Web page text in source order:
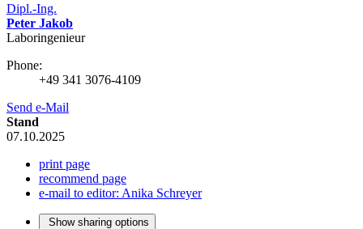
Dipl.-Ing.
Peter Jakob
Laboringenieur
Phone:
+49 341 3076-4109
Send e-Mail
Stand
07.10.2025
print page
recommend page
e-mail to editor: Anika Schreyer
Show sharing options